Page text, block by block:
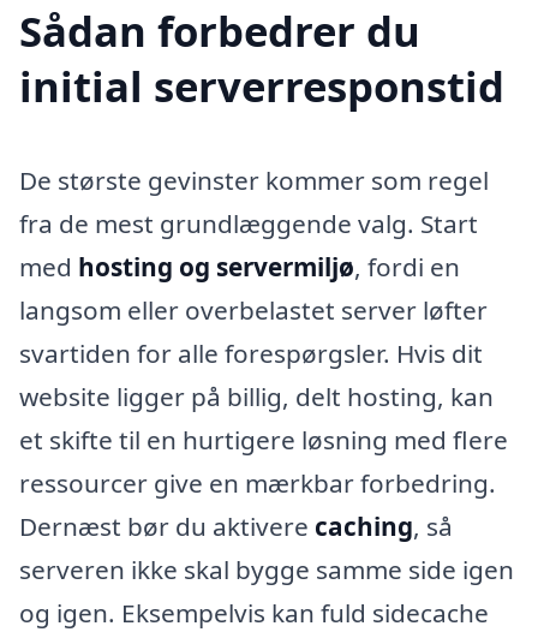
Sådan forbedrer du
initial serverresponstid
De største gevinster kommer som regel
fra de mest grundlæggende valg. Start
med hosting og servermiljø, fordi en
langsom eller overbelastet server løfter
svartiden for alle forespørgsler. Hvis dit
website ligger på billig, delt hosting, kan
et skifte til en hurtigere løsning med flere
ressourcer give en mærkbar forbedring.
Dernæst bør du aktivere caching, så
serveren ikke skal bygge samme side igen
og igen. Eksempelvis kan fuld sidecache